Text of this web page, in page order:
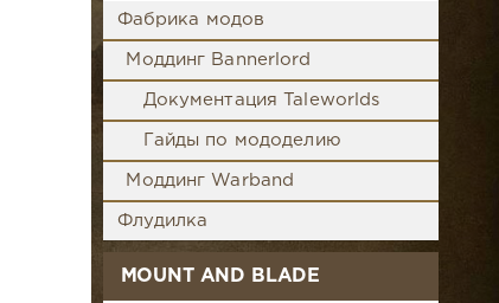
Фабрика модов
Моддинг Bannerlord
Документация Taleworlds
Гайды по мододелию
Моддинг Warband
Флудилка
MOUNT AND BLADE